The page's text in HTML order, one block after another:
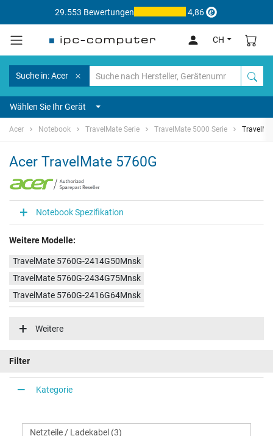
29.553 Bewertungen 4,86
CH
Suche in: Acer
Wählen Sie Ihr Gerät
Acer Notebook TravelMate Serie TravelMate 5000 Serie
Acer TravelMate 5760G
Notebook Spezifikation
Weitere Modelle:
TravelMate 5760G-2414G50Mnsk
TravelMate 5760G-2434G75Mnsk
TravelMate 5760G-2416G64Mnsk
TravelMate 5760G-2314G50Mnsk
TravelMate 5760G-2454G50Mnsk
TravelMate 5760G-2458G75Mnsk
TravelMate 5760G-2334G50Mnsk
TravelMate 5760G-2314G50Mnbk
Weitere
Filter
Kategorie